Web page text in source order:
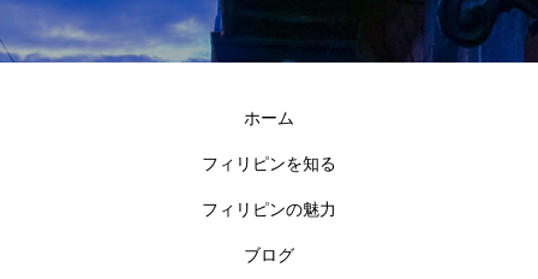
ホーム
フィリピンを知る
フィリピンの魅力
ブログ